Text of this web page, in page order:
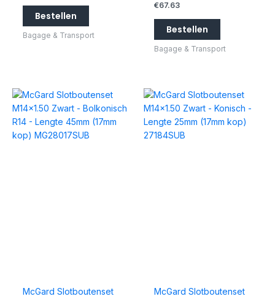
Bestellen
Bagage & Transport
€67.63
Bestellen
Bagage & Transport
McGard Slotboutenset
McGard Slotboutenset